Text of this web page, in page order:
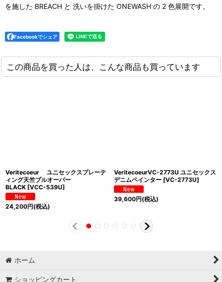
を施した BREACH と 洗いを掛けた ONEWASH の 2 色展開です。
Facebookでシェア
この商品を買った人は、こんな商品も買っています
Veritecoeur ユニセックスプレーテ
ィング天竺プルオーバー
BLACK [VCC-539U]
24,200円(税込)
VeritecoeurVC-2773U ユニセックス
デニムペインター [VC-2773U]
39,600円(税込)
ホーム
ショッピングカート